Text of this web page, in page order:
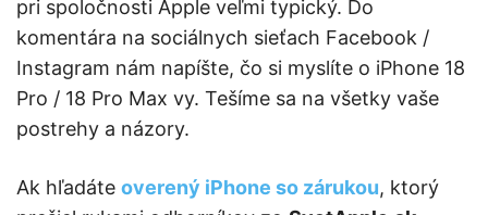
pri spoločnosti Apple veľmi typický. Do
komentára na sociálnych sieťach Facebook /
Instagram nám napíšte, čo si myslíte o iPhone 18
Pro / 18 Pro Max vy. Tešíme sa na všetky vaše
postrehy a názory.
Ak hľadáte overený iPhone so zárukou, ktorý